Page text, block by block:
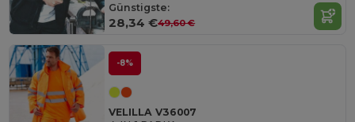
Günstigste:
28,34 €49,60 €
-8%
VELILLA V36007